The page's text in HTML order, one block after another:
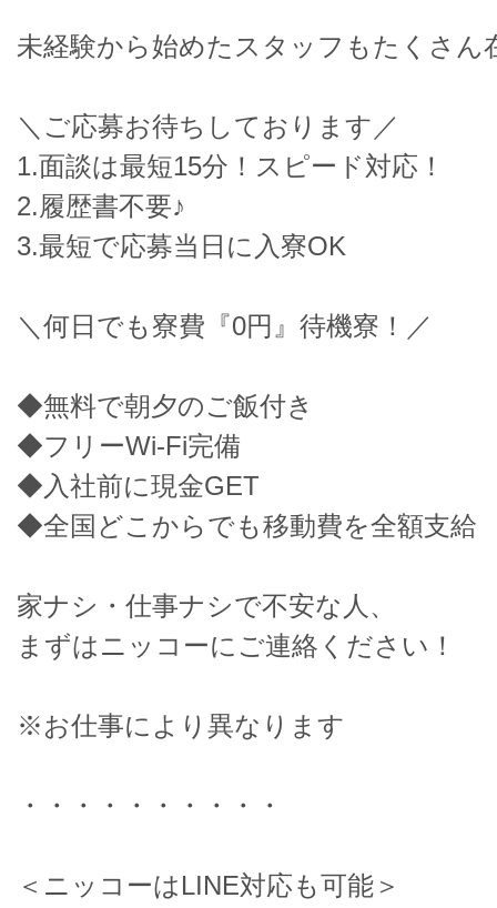
未経験から始めたスタッフもたくさん
＼ご応募お待ちしております／
1.面談は最短15分！スピード対応！
2.履歴書不要♪
3.最短で応募当日に入寮OK
＼何日でも寮費『0円』待機寮！／
◆無料で朝夕のご飯付き
◆フリーWi-Fi完備
◆入社前に現金GET
◆全国どこからでも移動費を全額支給
家ナシ・仕事ナシで不安な人、
まずはニッコーにご連絡ください！
※お仕事により異なります
・・・・・・・・・・
＜ニッコーはLINE対応も可能＞